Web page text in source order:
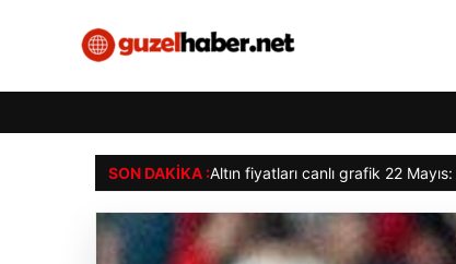
SON DAKIKA :Göztepe para